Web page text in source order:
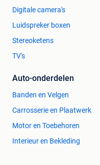
Digitale camera's
Luidspreker boxen
Stereoketens
TV's
Auto-onderdelen
Banden en Velgen
Carrosserie en Plaatwerk
Motor en Toebehoren
Interieur en Bekleding